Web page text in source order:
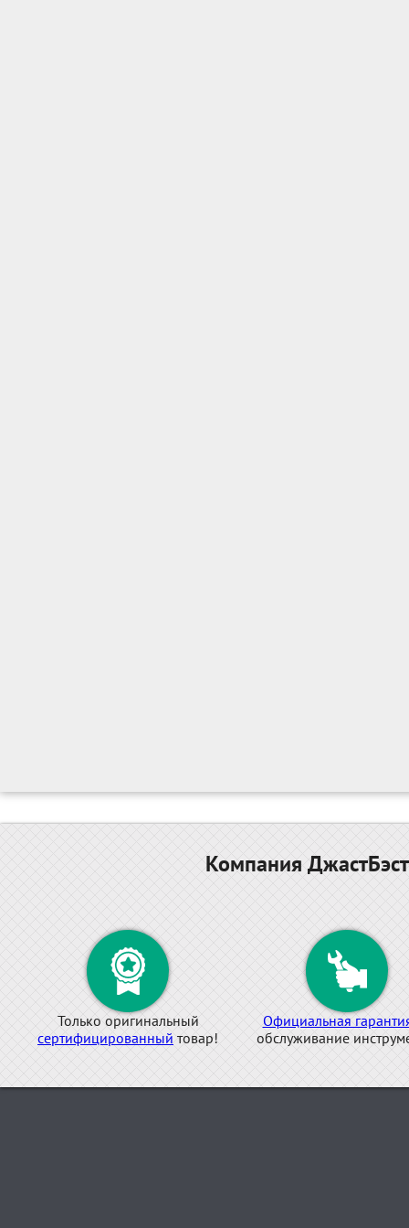
Компания
Только оригинальный
сертифицированный товар!
Официальная
обслуживание